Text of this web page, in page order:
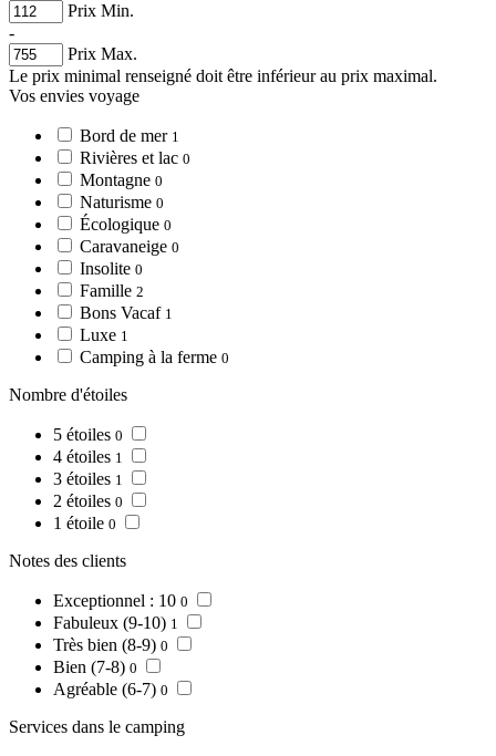
Prix Min.
-
Prix Max.
Le prix minimal renseigné doit être inférieur au prix maximal.
Vos envies voyage
Bord de mer 1
Rivières et lac 0
Montagne 0
Naturisme 0
Écologique 0
Caravaneige 0
Insolite 0
Famille 2
Bons Vacaf 1
Luxe 1
Camping à la ferme 0
Nombre d'étoiles
5 étoiles 0
4 étoiles 1
3 étoiles 1
2 étoiles 0
1 étoile 0
Notes des clients
Exceptionnel : 10 0
Fabuleux (9-10) 1
Très bien (8-9) 0
Bien (7-8) 0
Agréable (6-7) 0
Services dans le camping